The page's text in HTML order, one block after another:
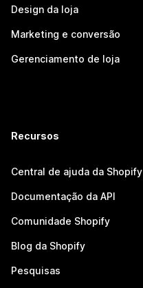
Design da loja
Marketing e conversão
Gerenciamento de loja
Recursos
Central de ajuda da Shopify
Documentação da API
Comunidade Shopify
Blog da Shopify
Pesquisas